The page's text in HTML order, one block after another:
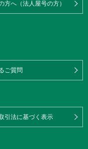
方へ（法人屋号の方）
ご質問
引法に基づく表示